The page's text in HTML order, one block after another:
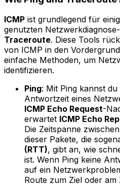
ICMP ist grundlegend für
genutzten
Traceroute. Diese Tools
von ICMP in den
einfache Methoden, um
identifizieren.
Ping: Mit Ping kannst
Antwortzeit eines
ICMP Echo Request-
erwartet ICMP Echo
Die Zeitspanne
dieser Pakete, die
(RTT), gibt an, wie
ist. Wenn Ping keine
auf ein
Route zum Ziel oder am